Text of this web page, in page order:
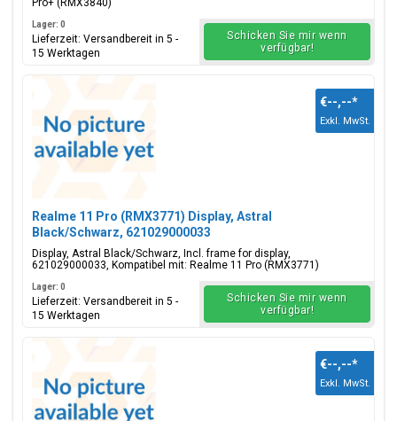
Pro+ (RMX3840)
Lager: 0
Lieferzeit: Versandbereit in 5 -
15 Werktagen
Schicken Sie mir wenn
verfügbar!
Realme 11 Pro (RMX3771) Display, Astral
Black/Schwarz, 621029000033
Display, Astral Black/Schwarz, Incl. frame for display,
621029000033, Kompatibel mit: Realme 11 Pro (RMX3771)
€--,--*
Exkl. MwSt.
Lager: 0
Lieferzeit: Versandbereit in 5 -
15 Werktagen
Schicken Sie mir wenn
verfügbar!
€--,--*
Exkl. MwSt.